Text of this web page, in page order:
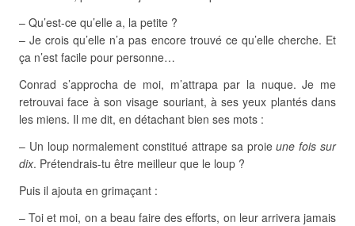
– Qu’est-ce qu’elle a, la petite ?
– Je crois qu’elle n’a pas encore trouvé ce qu’elle cherche. Et
ça n’est facile pour personne…
Conrad s’approcha de moi, m’attrapa par la nuque. Je me
retrouvai face à son visage souriant, à ses yeux plantés dans
les miens. Il me dit, en détachant bien ses mots :
– Un loup normalement constitué attrape sa proieune fois sur
dix. Prétendrais-tu être meilleur que le loup ?
Puis il ajouta en grimaçant :
– Toi et moi, on a beau faire des efforts, on leur arrivera jamais